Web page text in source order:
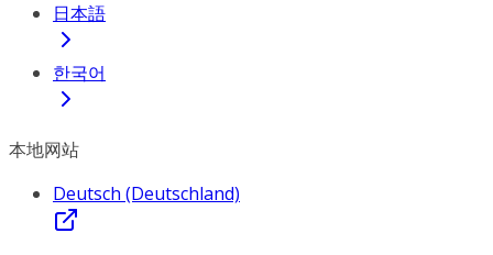
日本語
한국어
本地网站
Deutsch (Deutschland)